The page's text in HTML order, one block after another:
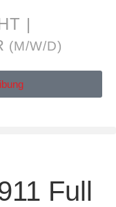
|
(M/W/D)
Full